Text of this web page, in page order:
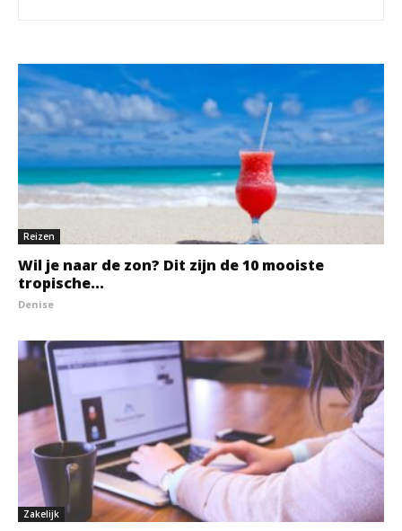
Reizen
Wil je naar de zon? Dit zijn de 10 mooiste
tropische...
Denise
Zakelijk